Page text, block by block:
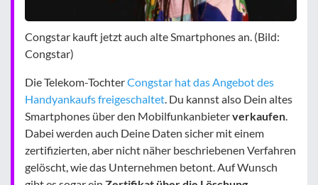
Congstar kauft jetzt auch alte Smartphones an. (Bild:
Congstar)
Die Telekom-TochterCongstar hat das Angebot des
Handyankaufs freigeschaltet. Du kannst also Dein altes
Smartphones über den Mobilfunkanbieterverkaufen.
Dabei werden auch Deine Daten sicher mit einem
zertifizierten, aber nicht näher beschriebenen Verfahren
gelöscht, wie das Unternehmen betont. Auf Wunsch